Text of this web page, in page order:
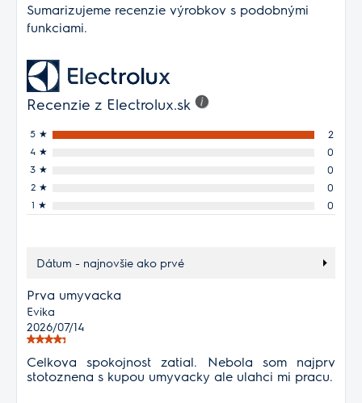
Sumarizujeme recenzie výrobkov s podobnými
funkciami.
Recenzie z Electrolux.sk
5 ★ 2
4 ★ 0
3 ★ 0
2 ★ 0
1 ★ 0
Dátum - najnovšie ako prvé
Prva umyvacka
Evika
2026/07/14
Celkova spokojnost zatial. Nebola som najprv
stotoznena s kupou umyvacky ale ulahci mi pracu.